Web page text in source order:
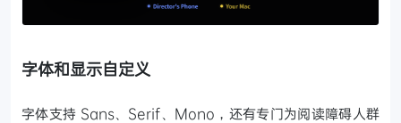
字体和显示自定义
字体支持 Sans、Serif、Mono，还有专门为阅读障碍人群